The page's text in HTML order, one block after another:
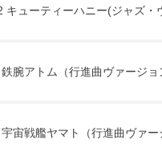
キューティーハニー(ジャズ・
腕アトム（行進曲ヴァージョ
宙戦艦ヤマト（行進曲ヴァー